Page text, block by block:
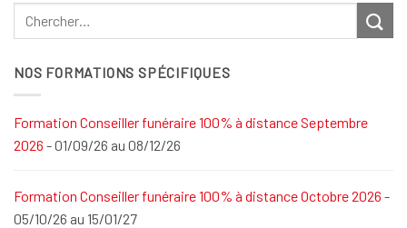
NOS FORMATIONS SPÉCIFIQUES
Formation Conseiller funéraire 100% à distance Septembre
2026 - 01/09/26 au 08/12/26
Formation Conseiller funéraire 100% à distance Octobre 2026 -
05/10/26 au 15/01/27